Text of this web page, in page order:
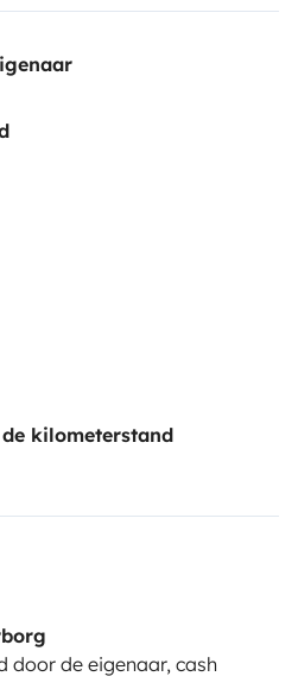
kilometerstand
door de eigenaar, cash